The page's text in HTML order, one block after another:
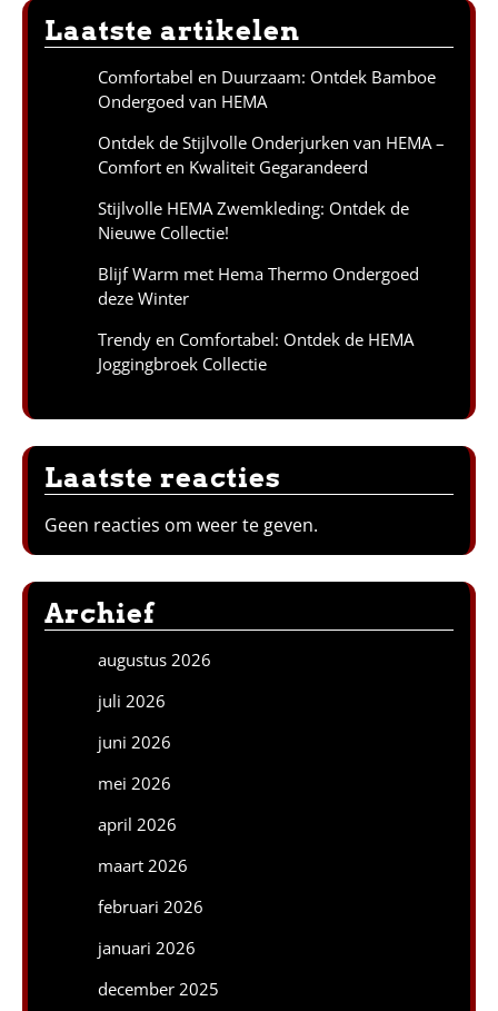
Laatste artikelen
Comfortabel en Duurzaam: Ontdek Bamboe
Ondergoed van HEMA
Ontdek de Stijlvolle Onderjurken van HEMA –
Comfort en Kwaliteit Gegarandeerd
Stijlvolle HEMA Zwemkleding: Ontdek de
Nieuwe Collectie!
Blijf Warm met Hema Thermo Ondergoed
deze Winter
Trendy en Comfortabel: Ontdek de HEMA
Joggingbroek Collectie
Laatste reacties
Geen reacties om weer te geven.
Archief
augustus 2026
juli 2026
juni 2026
mei 2026
april 2026
maart 2026
februari 2026
januari 2026
december 2025